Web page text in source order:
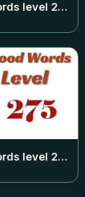
level 271
level 275